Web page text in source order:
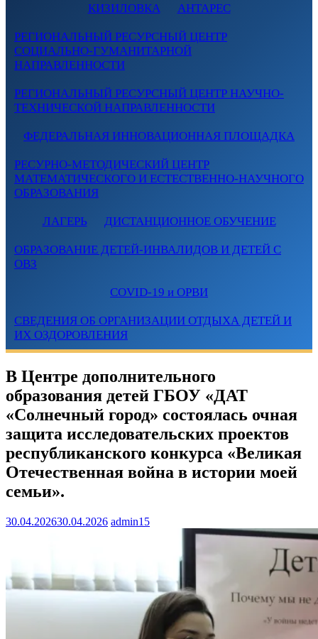
КИЗИЛОВКА АНТАРЕС
РЕГИОНАЛЬНЫЙ РЕСУРСНЫЙ ЦЕНТР
СОЦИАЛЬНО-ГУМАНИТАРНОЙ
НАПРАВЛЕННОСТИ
РЕГИОНАЛЬНЫЙ РЕСУРСНЫЙ ЦЕНТР НАУЧНО-
ТЕХНИЧЕСКОЙ НАПРАВЛЕННОСТИ
ФЕДЕРАЛЬНАЯ ИННОВАЦИОННАЯ ПЛОЩАДКА
РЕСУРНО-МЕТОДИЧЕСКИЙ ЦЕНТР
МАТЕМАТИЧЕСКОГО И ЕСТЕСТВЕННО-НАУЧНОГО
ОБРАЗОВАНИЯ
ЛАГЕРЬ ДИСТАНЦИОННОЕ ОБУЧЕНИЕ
ОБРАЗОВАНИЕ ДЕТЕЙ-ИНВАЛИДОВ И ДЕТЕЙ С
ОВЗ
COVID-19 и ОРВИ
СВЕДЕНИЯ ОБ ОРГАНИЗАЦИИ ОТДЫХА ДЕТЕЙ И
ИХ ОЗДОРОВЛЕНИЯ
В Центре дополнительного
образования детей ГБОУ «ДАТ
«Солнечный город» состоялась очная
защита исследовательских проектов
республиканского конкурса «Великая
Отечественная война в истории моей
семьи».
30.04.202630.04.2026 admin15